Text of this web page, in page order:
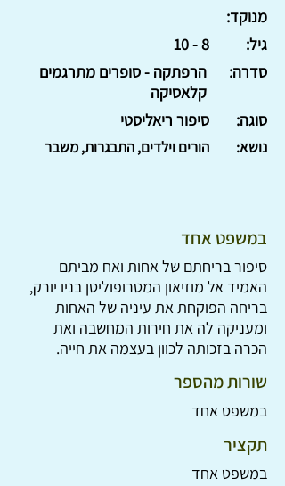
מנוקד:
8 - 10
גיל:
הרפתקה - סופרים מתרגמים
קלאסיקה
סדרה:
סיפור ריאליסטי סוגה:
הורים וילדים, התבגרות, משבר נושא:
במשפט אחד
סיפור בריחתם של אחות ואח מביתם
האמיד אל מוזיאון המטרופוליטן בניו יורק,
בריחה הפוקחת את עיניה של האחות
ומעניקה לה את חירות המחשבה ואת
הכרה בזכותה לכוון בעצמה את חייה.
שורות מהספר
במשפט אחד
תקציר
במשפט אחד